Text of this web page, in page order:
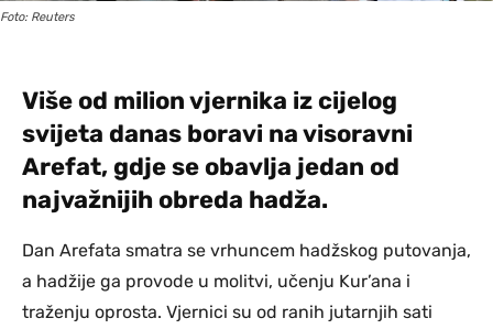
Foto: Reuters
Više od milion vjernika iz cijelog
svijeta danas boravi na visoravni
Arefat, gdje se obavlja jedan od
najvažnijih obreda hadža.
Dan Arefata smatra se vrhuncem hadžskog putovanja,
a hadžije ga provode u molitvi, učenju Kur’ana i
traženju oprosta. Vjernici su od ranih jutarnjih sati